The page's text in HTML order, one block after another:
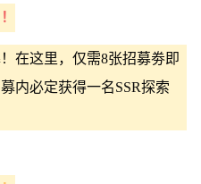
在这里，仅需8张招募劵即
内必定获得一名SSR探索